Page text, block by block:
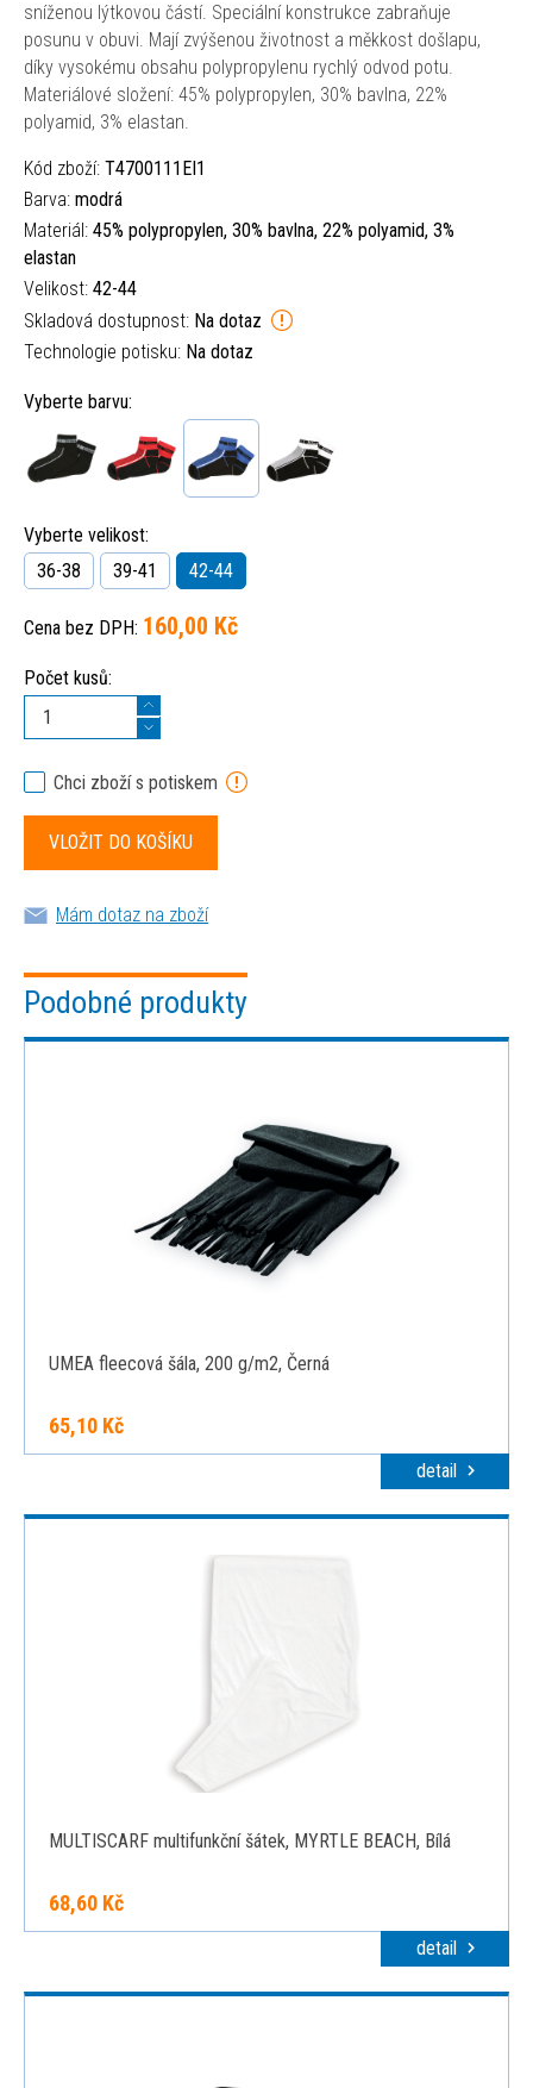
sníženou lýtkovou částí. Speciální konstrukce zabraňuje
posunu v obuvi. Mají zvýšenou životnost a měkkost došlapu,
díky vysokému obsahu polypropylenu rychlý odvod potu.
Materiálové složení: 45% polypropylen, 30% bavlna, 22%
polyamid, 3% elastan.
Kód zboží: T4700111EI1
Barva: modrá
Materiál: 45% polypropylen, 30% bavlna, 22% polyamid, 3%
elastan
Velikost: 42-44
Skladová dostupnost: Na dotaz
Technologie potisku: Na dotaz
Vyberte barvu:
Vyberte velikost:
36-38
39-41 42-44
Cena bez DPH: 160,00 Kč
Počet kusů:
Chci zboží s potiskem
Mám dotaz na zboží
Podobné produkty
UMEA fleecová šála, 200 g/m2, Černá
65,10 Kč
detail
MULTISCARF multifunkční šátek, MYRTLE BEACH, Bílá
68,60 Kč
detail